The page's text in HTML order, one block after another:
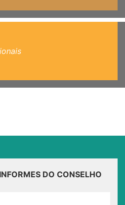
DO CONSELHO